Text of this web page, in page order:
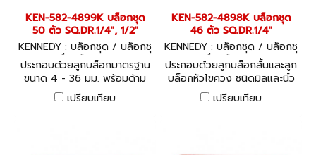
KEN-582-4899K บล็อกชุด
50 ตัว SQ.DR.1/4", 1/2"
KENNEDY : บล็อกชุด / บล็อกชุ
ดพร้อมเครื่องมือ KEN-582-48
99K
ประกอบด้วยลูกบล็อกมาตรฐาน
ขนาด 4 - 36 มม. พร้อมด้าม
และข้อต่อในชุด 50 ชิ้น
เปรียบเทียบ
KEN-582-4898K บล็อกชุด
46 ตัว SQ.DR.1/4"
KENNEDY : บล็อกชุด / บล็อกชุ
ดพร้อมเครื่องมือ KEN-582-48
98K
ประกอบด้วยลูกบล็อกสั้นและลูก
บล็อกหัวไขควง ชนิดมิลและนิ้ว
พร้อมด้ามและข้อต่อในชุด 46
ชิ้น
เปรียบเทียบ